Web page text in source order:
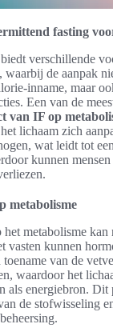
fasting
verschillende
waarbij de aanpak
inname, maar
Een van de
van IF op
lichaam zich
wat leidt tot
kunnen
metabolisme
metabolisme kan
vasten kunnen
toename van de
waardoor het
als energiebron. Dit
de stofwisseling